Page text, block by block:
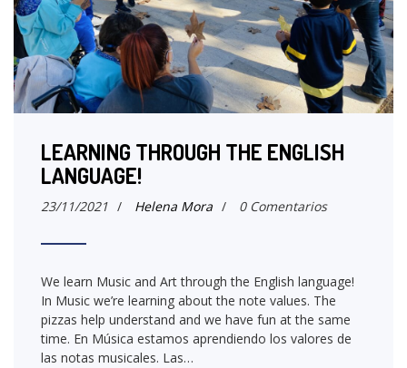
LEARNING THROUGH THE ENGLISH
LANGUAGE!
23/11/2021 / Helena Mora / 0 Comentarios
We learn Music and Art through the English language!
In Music we’re learning about the note values. The
pizzas help understand and we have fun at the same
time. En Música estamos aprendiendo los valores de
las notas musicales. Las…